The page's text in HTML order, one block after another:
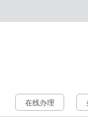
公用事业
在线办理